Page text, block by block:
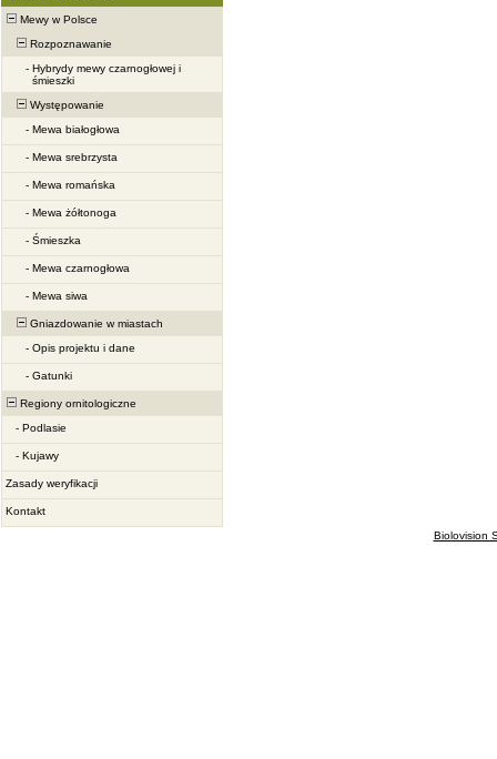
Mewy w Polsce
Rozpoznawanie
- Hybrydy mewy czarnogłowej i
śmieszki
Występowanie
- Mewa białogłowa
- Mewa srebrzysta
- Mewa romańska
- Mewa żółtonoga
- Śmieszka
- Mewa czarnogłowa
- Mewa siwa
Gniazdowanie w miastach
- Opis projektu i dane
- Gatunki
Regiony ornitologiczne
- Podlasie
- Kujawy
Zasady weryfikacji
Kontakt
Biolovision